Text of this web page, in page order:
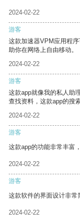
2024-02-22
游客
这款加速器VPM应用程
助你在网络上自由移动。
2024-02-22
游客
这款app就像我的私人助
查找资料，这款app的搜
2024-02-22
游客
这款app的功能非常丰富
2024-02-22
游客
这款软件的界面设计非常
2024-02-22